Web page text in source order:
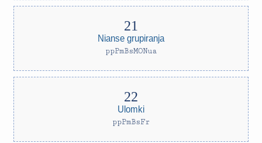
Nianse grupiranja
ppPmBsMONua
Ulomki
ppPmBsFr